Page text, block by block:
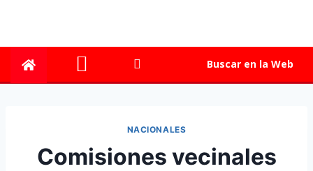
Buscar en la Web
NACIONALES
Comisiones vecinales